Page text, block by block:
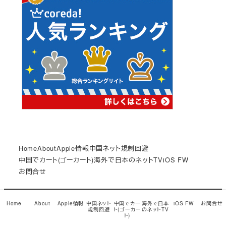
HomeAboutApple情報中国ネット規制回避
中国でカート(ゴーカート)海外で日本のネットTViOS FW
お問合せ
© Copyright 2017小龍茶館Snow Monkey theme by
モンキーレンチ
Home About Apple情報 中国ネット
規制回避
中国でカー
ト(ゴーカー
ト)
海外で日本
のネットTV
iOS FW お問合せ